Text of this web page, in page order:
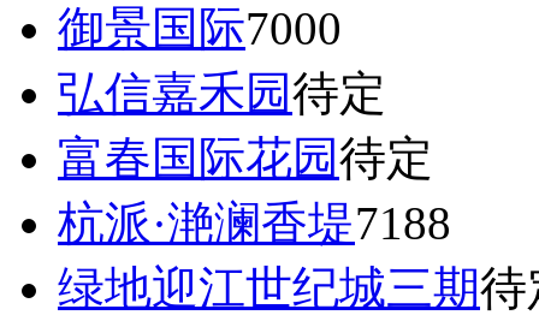
御景国际7000
弘信嘉禾园待定
富春国际花园待定
杭派·滟澜香堤7188
绿地迎江世纪城三期待